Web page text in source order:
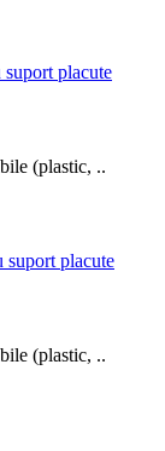
(plastic, ..
(plastic, ..